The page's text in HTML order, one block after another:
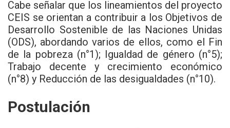
Cabe señalar que los lineamientos del proyecto
CEIS se orientan a contribuir a los Objetivos de
Desarrollo Sostenible de las Naciones Unidas
(ODS), abordando varios de ellos, como el Fin
de la pobreza (n°1); Igualdad de género (n°5);
Trabajo decente y crecimiento económico
(n°8) y Reducción de las desigualdades (n°10).
Postulación